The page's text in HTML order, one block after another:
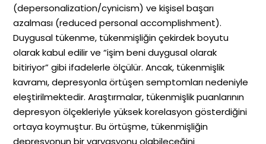
(depersonalization/cynicism) ve kişisel başarı
azalması (reduced personal accomplishment).
Duygusal tükenme, tükenmişliğin çekirdek boyutu
olarak kabul edilir ve “işim beni duygusal olarak
bitiriyor” gibi ifadelerle ölçülür. Ancak, tükenmişlik
kavramı, depresyonla örtüşen semptomları nedeniyle
eleştirilmektedir. Araştırmalar, tükenmişlik puanlarının
depresyon ölçekleriyle yüksek korelasyon gösterdiğini
ortaya koymuştur. Bu örtüşme, tükenmişliğin
depresyonun bir varyasyonu olabileceğini